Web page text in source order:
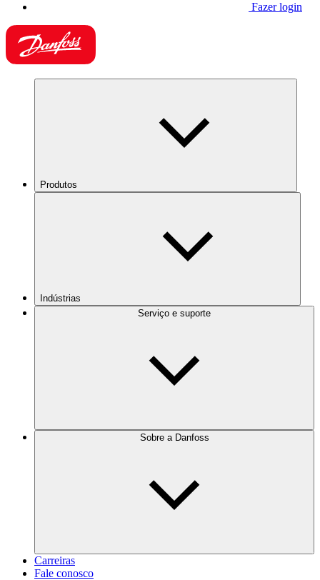
Fazer login
Produtos
Indústrias
Serviço e suporte
Sobre a Danfoss
Carreiras
Fale conosco